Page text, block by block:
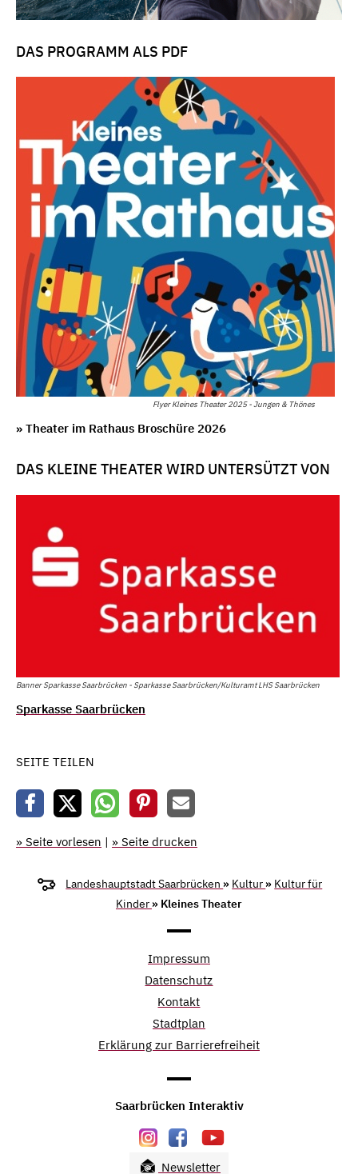
DAS PROGRAMM ALS PDF
Flyer Kleines Theater 2025 - Jungen & Thönes
» Theater im Rathaus Broschüre 2026
DAS KLEINE THEATER WIRD UNTERSÜTZT VON
Banner Sparkasse Saarbrücken - Sparkasse Saarbrücken/Kulturamt LHS Saarbrücken
Sparkasse Saarbrücken
SEITE TEILEN
» Seite vorlesen | » Seite drucken
Landeshauptstadt Saarbrücken » Kultur » Kultur für
Kinder » Kleines Theater
Impressum
Datenschutz
Kontakt
Stadtplan
Erklärung zur Barrierefreiheit
Saarbrücken Interaktiv
Newsletter